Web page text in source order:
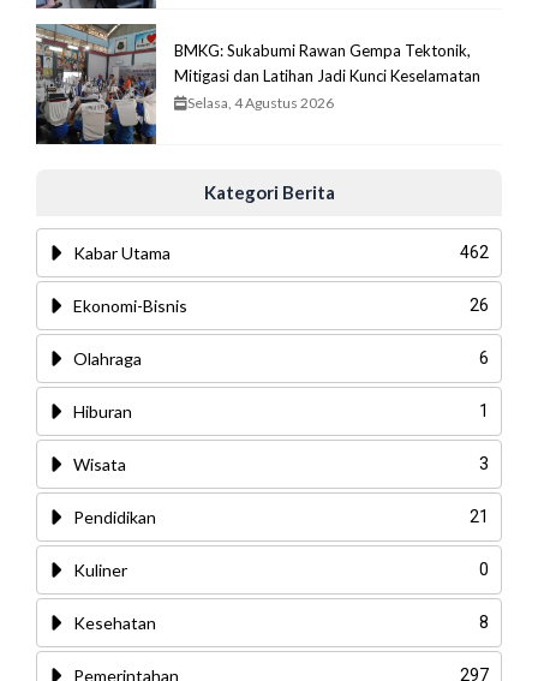
BMKG: Sukabumi Rawan Gempa Tektonik,
Mitigasi dan Latihan Jadi Kunci Keselamatan
Selasa, 4 Agustus 2026
Kategori Berita
Kabar Utama 462
Ekonomi-Bisnis 26
Olahraga 6
Hiburan 1
Wisata 3
Pendidikan 21
Kuliner 0
Kesehatan 8
Pemerintahan 297